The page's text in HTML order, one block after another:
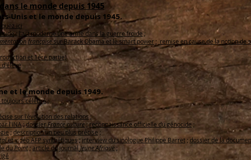
le monde depuis 1945
Unis et le monde depuis 1945.
ici
; l'art moderne une arme dans la guerre froide;
françaisesur Barack Obama et le smart power ; remise en cause de la notion de
et 1ère partie)
d'élève
et le monde depuis 1949.
toujours célébré;
sur l'évolution des relations;
l'INA;dossierFrance culture ;reconnaissance officielle du génocide;
;description un peu plus précise ;
et vidéo AFP synthétiques; interview du sinologue Philippe Barret ;dossier de la
duPoint ;article du journalJeune Afrique ;